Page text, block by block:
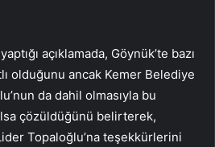
açıklamada, Göynük’te bazı
olduğunu ancak Kemer Belediye
da dahil olmasıyla bu
çözüldüğünü belirterek,
Topaloğlu’na teşekkürlerini